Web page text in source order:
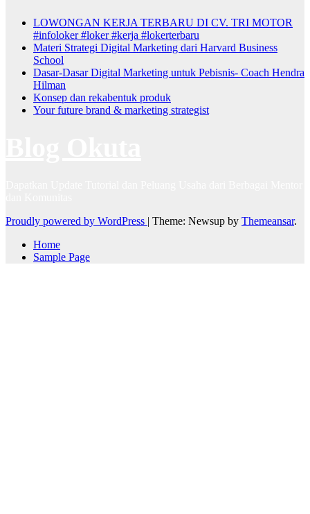
LOWONGAN KERJA TERBARU DI CV. TRI MOTOR
#infoloker #loker #kerja #lokerterbaru
Materi Strategi Digital Marketing dari Harvard Business
School
Dasar-Dasar Digital Marketing untuk Pebisnis- Coach Hendra
Hilman
Konsep dan rekabentuk produk
Your future brand & marketing strategist
Proudly powered by WordPress | Theme: Newsup by Themeansar.
Home
Sample Page